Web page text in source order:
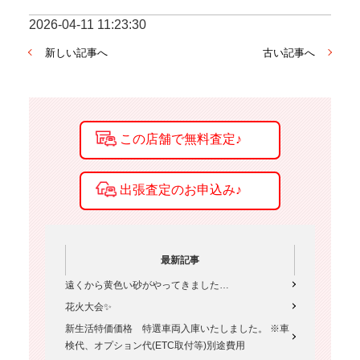
2026-04-11 11:23:30
新しい記事へ 古い記事へ
最新記事
遠くから黄色い砂がやってきました…
花火大会✨
新生活特価価格 特選車両入庫いたしました。 ※車
検代、オプション代(ETC取付等)別途費用